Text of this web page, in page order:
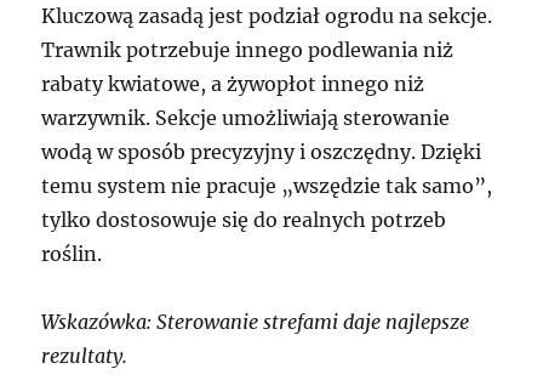
Kluczową zasadą jest podział ogrodu na sekcje.
Trawnik potrzebuje innego podlewania niż
rabaty kwiatowe, a żywopłot innego niż
warzywnik. Sekcje umożliwiają sterowanie
wodą w sposób precyzyjny i oszczędny. Dzięki
temu system nie pracuje „wszędzie tak samo”,
tylko dostosowuje się do realnych potrzeb
roślin.
Wskazówka: Sterowanie strefami daje najlepsze
rezultaty.